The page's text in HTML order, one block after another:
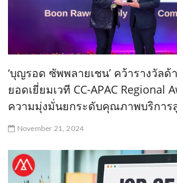
‘บุญรอด ซัพพลายเชน’ คว้ารางวัลด้
ยอดเยี่ยมเวที CC-APAC Regional
ความมุ่งมั่นยกระดับคุณภาพบริการ
November 21, 2024